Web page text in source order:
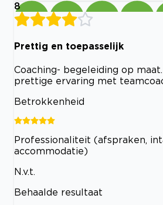
8
Prettig en toepasselijk
Coaching- begeleiding op
prettige ervaring met
Betrokkenheid
Professionaliteit (afspraken,
accommodatie)
N.v.t.
Behaalde resultaat